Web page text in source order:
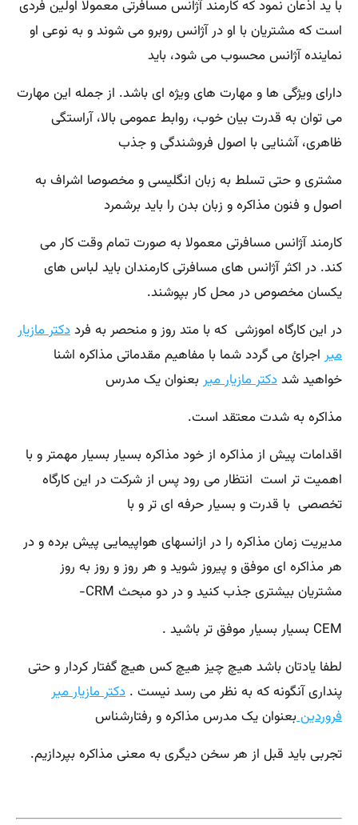
با ید اذعان نمود که کارمند آژانس مسافرتی معمولا اولین فردی
است که مشتریان با او در آژانس روبرو می شوند و به نوعی او
نماینده آژانس محسوب می شود، باید
دارای ویژگی ها و مهارت های ویژه ای باشد. از جمله این مهارت
می توان به قدرت بیان خوب، روابط عمومی بالا، آراستگی
ظاهری، آشنایی با اصول فروشندگی و جذب
مشتری و حتی تسلط به زبان انگلیسی و مخصوصا اشراف به
اصول و فنون مذاکره و زبان بدن را باید برشمرد
کارمند آژانس مسافرتی معمولا به صورت تمام وقت کار می
کند. در اکثر آژانس های مسافرتی کارمندان باید لباس های
یکسان مخصوص در محل کار بپوشند.
در این کارگاه اموزشی که با متد روز و منحصر به فرددکتر مازیار
میر اجرائ می گردد شما با مفاهیم مقدماتی مذاکره اشنا
خواهید شددکتر مازیار میر بعنوان یک مدرس
مذاکره به شدت معتقد است.
اقدامات پیش از مذاکره از خود مذاکره بسیار بسیار مهمتر و با
اهمیت تر است انتظار می رود پس از شرکت در این کارگاه
تخصصی با قدرت و بسیار حرفه ای تر و با
مدیریت زمان مذاکره را در ازانسهای هواپیمایی پیش برده و در
هر مذاکره ای موفق و پیروز شوید و هر روز و روز به روز
مشتریان بیشتری جذب کنید و در دو مبحث CRM-
CEM بسیار بسیار موفق تر باشید .
لطفا یادتان باشد هیچ چیز هیچ کس هیچ گفتار کردار و حتی
پنداری آنگونه که به نظر می رسد نیست . دکتر مازیار میر
فروردینبعنوان یک مدرس مذاکره و رفتارشناس
تجربی باید قبل از هر سخن دیگری به معنی مذاکره بپردازیم.